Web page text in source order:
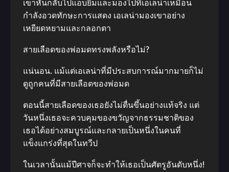
เขาหันกลับไปแอบยิ้มและมองไปที่เอเลน่าเหมือน
กำลังอวดทักษะการแสดง เอเลน่ามองเขาอย่าง
เหยียดหยามและกลอกตา
สายเลือดของพ่อมดทรงพลังหรือไม่?
แน่นอน. แม้แต่เอเลน่าที่มีประสบการณ์มากมายก็ไม่
ดูถูกคนที่มีสายเลือดของพ่อมด
ตอนนี้สายเลือดของเธอยังไม่ตื่นขึ้นอย่างแท้จริง แต่
วันหนึ่งเธอจะควบคุมของขวัญจากธรรมชาติของ
เธอได้อย่างสมบูรณ์และกลายเป็นหนึ่งในคนที่
แข็งแกร่งที่สุดในทวีป
ในเวลานั้นแม้ปีศาจก็จะทำให้เธอเป็นศัตรูอันดับหนึ่ง!